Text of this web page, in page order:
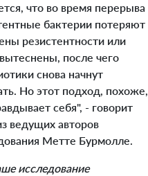
что во время перерыва
бактерии потеряют
резистентности или
после чего
снова начнут
Но этот подход, похоже,
себя", - говорит
ведущих авторов
Метте Бурмолле.
исследование